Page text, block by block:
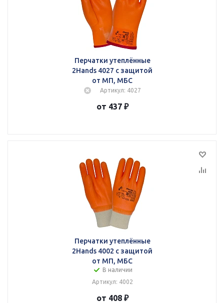
Перчатки утеплённые
2Hands 4027 с защитой
от МП, МБС
Артикул: 4027
от 437 ₽
Перчатки утеплённые
2Hands 4002 с защитой
от МП, МБС
В наличии
Артикул: 4002
от 408 ₽